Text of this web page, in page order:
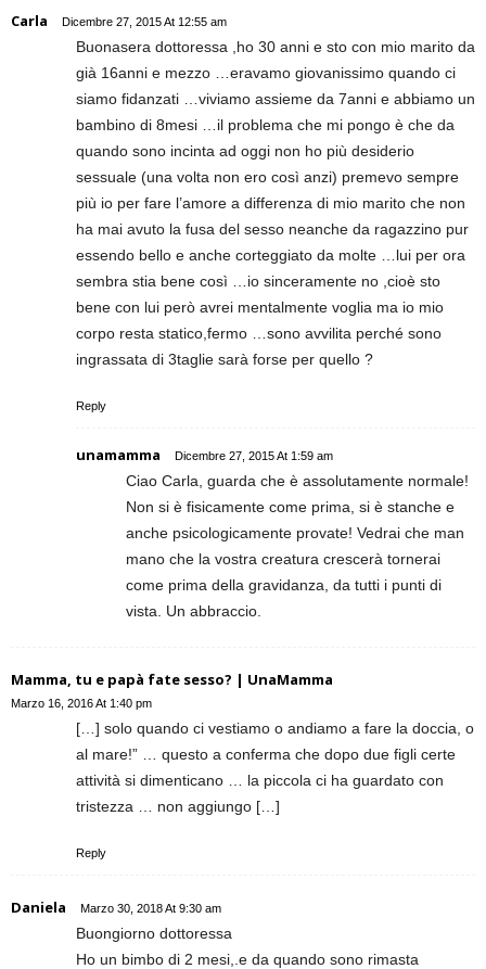
Carla Dicembre 27, 2015 At 12:55 am
Buonasera dottoressa ,ho 30 anni e sto con mio marito da
già 16anni e mezzo …eravamo giovanissimo quando ci
siamo fidanzati …viviamo assieme da 7anni e abbiamo un
bambino di 8mesi …il problema che mi pongo è che da
quando sono incinta ad oggi non ho più desiderio
sessuale (una volta non ero così anzi) premevo sempre
più io per fare l’amore a differenza di mio marito che non
ha mai avuto la fusa del sesso neanche da ragazzino pur
essendo bello e anche corteggiato da molte …lui per ora
sembra stia bene così …io sinceramente no ,cioè sto
bene con lui però avrei mentalmente voglia ma io mio
corpo resta statico,fermo …sono avvilita perché sono
ingrassata di 3taglie sarà forse per quello ?
Reply
unamamma Dicembre 27, 2015 At 1:59 am
Ciao Carla, guarda che è assolutamente normale!
Non si è fisicamente come prima, si è stanche e
anche psicologicamente provate! Vedrai che man
mano che la vostra creatura crescerà tornerai
come prima della gravidanza, da tutti i punti di
vista. Un abbraccio.
Mamma, tu e papà fate sesso? | UnaMamma
Marzo 16, 2016 At 1:40 pm
[…] solo quando ci vestiamo o andiamo a fare la doccia, o
al mare!” … questo a conferma che dopo due figli certe
attività si dimenticano … la piccola ci ha guardato con
tristezza … non aggiungo […]
Reply
Daniela Marzo 30, 2018 At 9:30 am
Buongiorno dottoressa
Ho un bimbo di 2 mesi,.e da quando sono rimasta